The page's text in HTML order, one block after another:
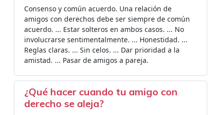
Consenso y común acuerdo. Una relación de
amigos con derechos debe ser siempre de común
acuerdo. ... Estar solteros en ambos casos. ... No
involucrarse sentimentalmente. ... Honestidad. ...
Reglas claras. ... Sin celos. ... Dar prioridad a la
amistad. ... Pasar de amigos a pareja.
¿Qué hacer cuando tu amigo con
derecho se aleja?